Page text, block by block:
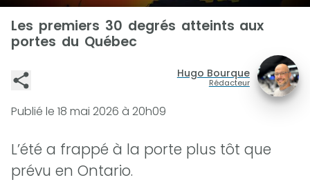
Les premiers 30 degrés atteints aux
portes du Québec
Hugo Bourque
Rédacteur
Publié le 18 mai 2026 à 20h09
L’été a frappé à la porte plus tôt que
prévu en Ontario.